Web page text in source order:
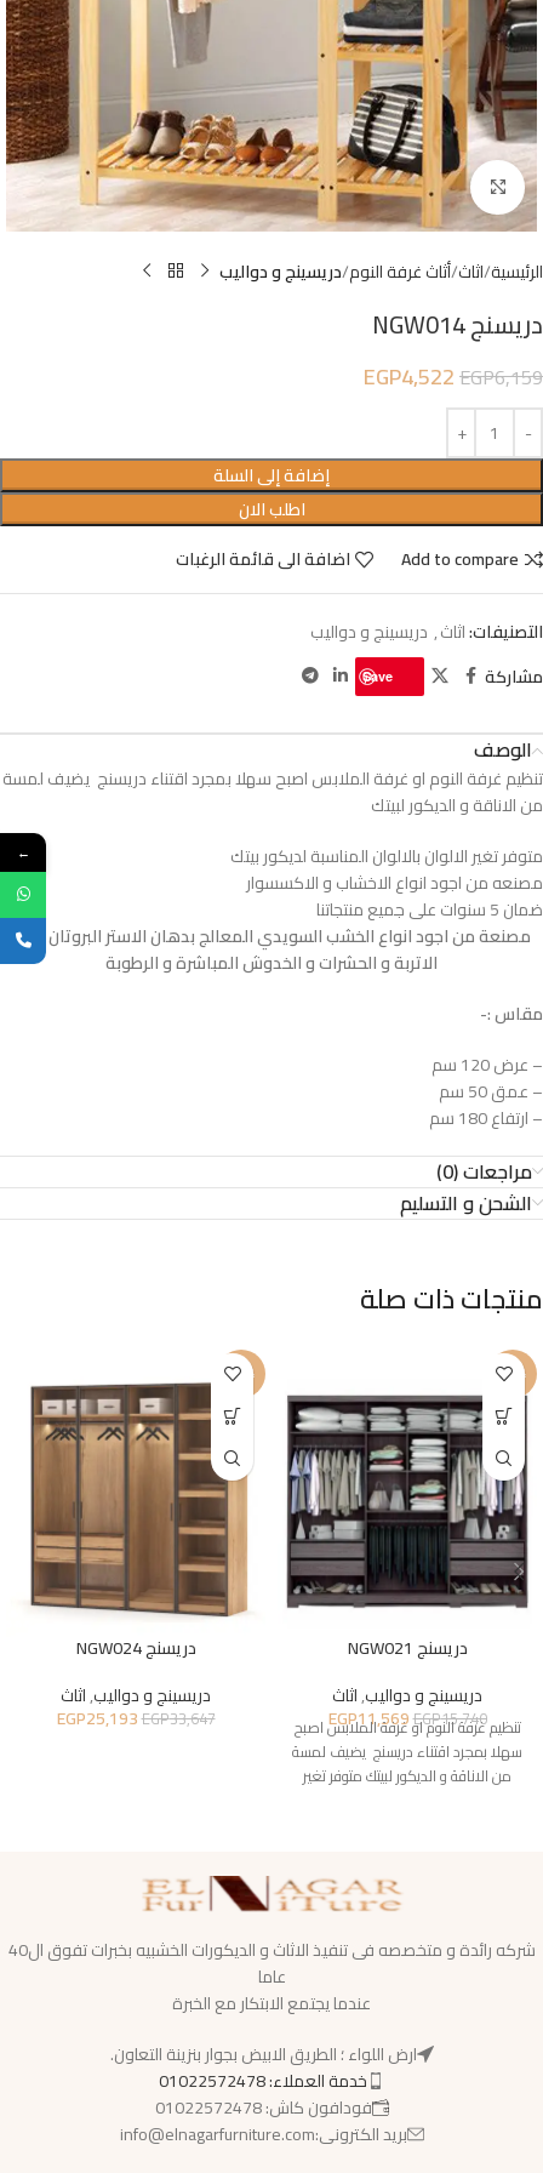
Click to enlarge
الرئيسية اثاث أثاث غرفة النوم دريسينج و دواليب
دريسنج NGW014
EGP6,159
EGP4,522
إضافة إلى السلة
اطلب الان
Add to compare
اضافة الى قائمة الرغبات
التصنيفات:اثاث, دريسينج و دواليب
مشاركة
Save
الوصف
تنظيم غرفة النوم او غرفة الملابس اصبح سهلا بمجرد اقتناء دريسنج يضيف لمسة
من الاناقة و الديكور لبيتك
متوفر تغير الالوان بالالوان المناسبة لديكور بيتك
مصنعه من اجود انواع الاخشاب و الاكسسوار
ضمان 5 سنوات على جميع منتجاتنا
مصنعة من اجود انواع الخشب السويدي المعالج بدهان الاستر البروتان ضدد
الاتربة و الحشرات و الخدوش المباشرة و الرطوبة
مقاس :-
– عرض 120 سم
– عمق 50 سم
– ارتفاع 180 سم
مراجعات (0)
الشحن و التسليم
منتجات ذات صلة
-26%
دريسنج NGW021
دريسينج و دواليب,اثاث
EGP15,740
EGP11,569
تنظيم غرفة النوم او غرفة الملابس اصبح
سهلا بمجرد اقتناء دريسنج يضيف لمسة
من الاناقة و الديكور لبيتك متوفر تغير
-25%
دريسنج NGW024
دريسينج و دواليب,اثاث
EGP33,647
EGP25,193
شركه رائدة و متخصصه فى تنفيذ الاثاث و الديكورات الخشبيه بخبرات تفوق ال40
عاما
عندما يجتمع الابتكار مع الخبرة
ارض اللواء ؛ الطريق الابيض بجوار بنزينة التعاون.
خدمة العملاء: 01022572478
فودافون كاش: 01022572478
بريد الكترونى:info@elnagarfurniture.com
←